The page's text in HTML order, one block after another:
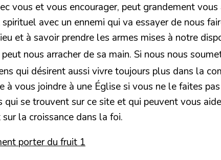
vous et vous encourager, peut grandement
avec un ennemi qui va essayer de nous
et à savoir prendre les armes mises à notre
nous arracher de sa main. Si nous nous
qui désirent aussi vivre toujours plus dans la
à vous joindre à une Église si vous ne le faites
qui se trouvent sur ce site et qui peuvent vous
la croissance dans la foi.
porter du fruit 1